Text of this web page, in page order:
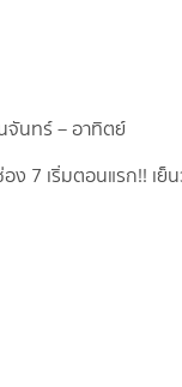
จันทร์ – อาทิตย์
อง 7 เริ่มตอนแรก!! เ